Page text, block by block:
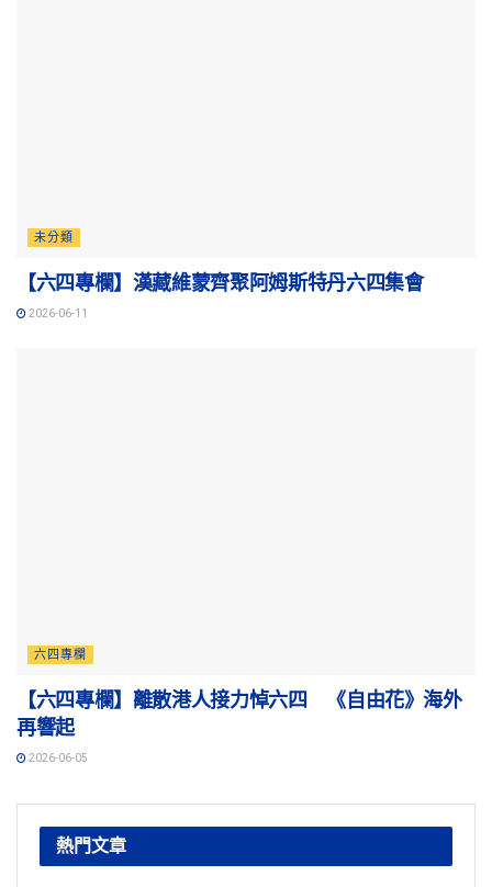
未分類
【六四專欄】漢藏維蒙齊聚阿姆斯特丹六四集會
2026-06-11
六四專欄
【六四專欄】離散港人接力悼六四 《自由花》海外
再響起
2026-06-05
熱門文章